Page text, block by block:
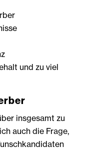
und zu viel
insgesamt zu
auch die Frage,